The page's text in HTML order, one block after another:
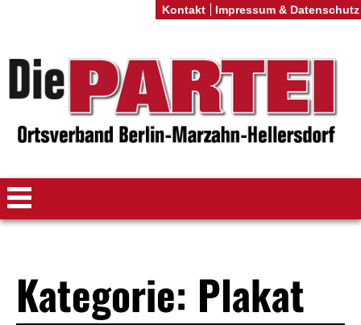
Kategorie: Plakat
Kontakt Impressum & Datenschutz